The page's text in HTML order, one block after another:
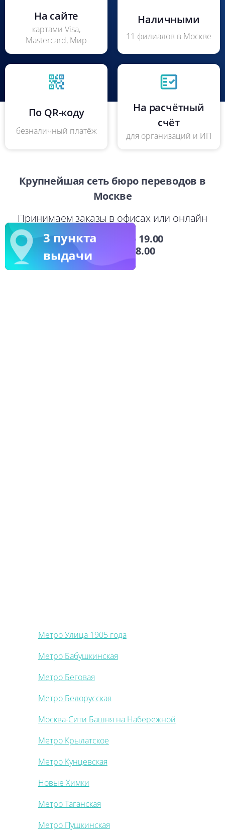
На сайте
картами Visa,
Mastercard, Мир
Наличными
11 филиалов в Москве
По QR-коду
безналичный платёж
На расчётный
счёт
для организаций и ИП
Крупнейшая сеть бюро переводов в
Москве
Принимаем заказы в офисах или онлайн
пн-пт: с 9.00 до 19.00
сб: с 9.00 до 18.00
3 пункта
выдачи
Метро Улица 1905 года
Метро Бабушкинская
Метро Беговая
Метро Белорусская
Москва-Сити Башня на Набережной
Метро Крылатское
Метро Кунцевская
Новые Химки
Метро Таганская
Метро Пушкинская